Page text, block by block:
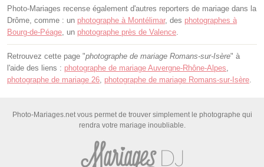
Photo-Mariages recense également d'autres reporters de mariage dans la
Drôme, comme : un photographe à Montélimar, des photographes à
Bourg-de-Péage, un photographe près de Valence.
Retrouvez cette page "photographe de mariage Romans-sur-Isère" à
l'aide des liens : photographe de mariage Auvergne-Rhône-Alpes,
photographe de mariage 26, photographe de mariage Romans-sur-Isère.
Photo-Mariages.net vous permet de trouver simplement le photographe qui
rendra votre mariage inoubliable.